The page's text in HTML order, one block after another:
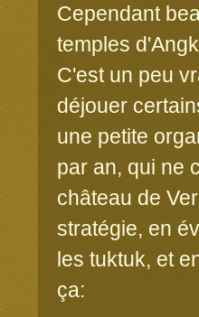
Cependant
temples
C'est un peu
déjouer
une petite
par an, qui ne
château de
stratégie, en
les tuktuk, et
ça: